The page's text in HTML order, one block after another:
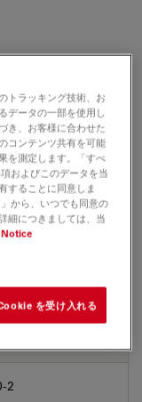
2
トラッキング技術、お
データの一部を使用し
き、お客様に合わせた
コンテンツ共有を可能
を測定します。「すべ
およびこのデータを当
することに同意しま
から、いつでも同意の
細につきましては、当
を受け入れる